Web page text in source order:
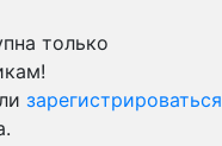
только
зарегистрироваться